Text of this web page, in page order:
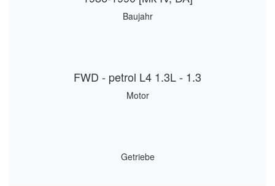
Baujahr
FWD - petrol L4 1.3L - 1.3
Motor
Getriebe